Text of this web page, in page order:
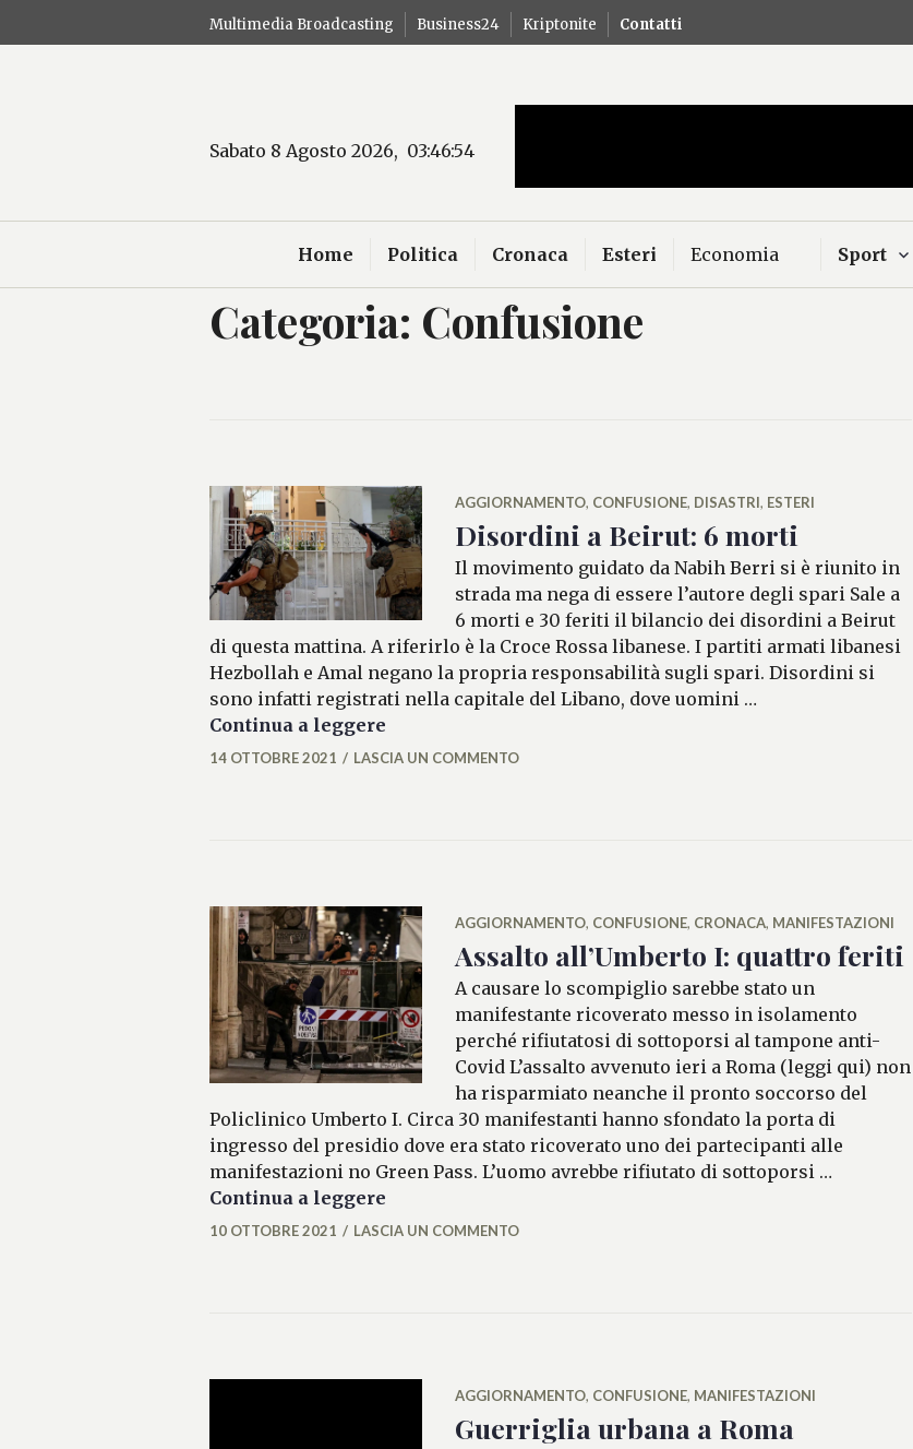
al
Multimedia Broadcasting Business24 Kriptonite Contatti
Sabato 8 Agosto 2026, 03:46:55
news
Home Politica Cronaca Esteri Economia Sport
Categoria: Confusione
AGGIORNAMENTO, CONFUSIONE, DISASTRI, ESTERI
Disordini a Beirut: 6 morti
Il movimento guidato da Nabih Berri si è riunito in
strada ma nega di essere l’autore degli spari Sale a
6 morti e 30 feriti il bilancio dei disordini a Beirut
di questa mattina. A riferirlo è la Croce Rossa libanese. I partiti armati libanesi
Hezbollah e Amal negano la propria responsabilità sugli spari. Disordini si
sono infatti registrati nella capitale del Libano, dove uomini …
Continua a leggere
ALESSIAMALCAUS
14 OTTOBRE 2021 LASCIA UN COMMENTO
AGGIORNAMENTO, CONFUSIONE, CRONACA, MANIFESTAZIONI
Assalto all’Umberto I: quattro feriti
A causare lo scompiglio sarebbe stato un
manifestante ricoverato messo in isolamento
perché rifiutatosi di sottoporsi al tampone anti-
Covid L’assalto avvenuto ieri a Roma (leggi qui) non
ha risparmiato neanche il pronto soccorso del
Policlinico Umberto I. Circa 30 manifestanti hanno sfondato la porta di
ingresso del presidio dove era stato ricoverato uno dei partecipanti alle
manifestazioni no Green Pass. L’uomo avrebbe rifiutato di sottoporsi …
Continua a leggere
ALESSIAMALCAUS
10 OTTOBRE 2021 LASCIA UN COMMENTO
AGGIORNAMENTO, CONFUSIONE, MANIFESTAZIONI
Guerriglia urbana a Roma